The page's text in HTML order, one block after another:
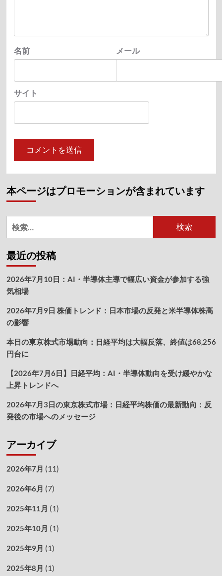
名前 メール
サイト
本ページはプロモーションが含まれています
検
索:
最近の投稿
2026年7月10日：AI・半導体主導で幅広い資金が参加する強
気相場
2026年7月9日 株価トレンド：日本市場の反発と米半導体株高
の影響
本日の東京株式市場動向：日経平均は大幅反落、終値は68,256
円台に
【2026年7月6日】日経平均：AI・半導体動向を受け緩やかな
上昇トレンドへ
2026年7月3日の東京株式市場：日経平均株価の最新動向：反
発後の市場へのメッセージ
アーカイブ
2026年7月 (11)
2026年6月 (7)
2025年11月 (1)
2025年10月 (1)
2025年9月 (1)
2025年8月 (1)